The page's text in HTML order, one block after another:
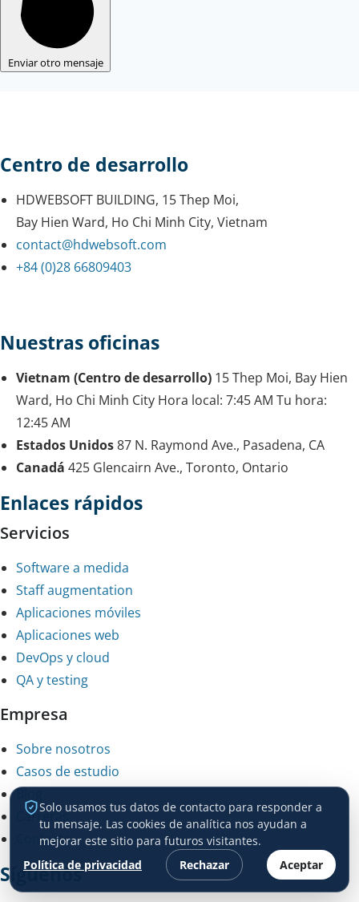
Enviar otro mensaje
Centro de desarrollo
HDWEBSOFT BUILDING, 15 Thep Moi,
Bay Hien Ward, Ho Chi Minh City, Vietnam
contact@hdwebsoft.com
+84 (0)28 66809403
Nuestras oficinas
Vietnam (Centro de desarrollo) 15 Thep Moi, Bay Hien
Ward, Ho Chi Minh City Hora local: 7:45 AM Tu hora:
12:45 AM
Estados Unidos87 N. Raymond Ave., Pasadena, CA
Canadá 425 Glencairn Ave., Toronto, Ontario
Enlaces rápidos
Servicios
Software a medida
Staff augmentation
Aplicaciones móviles
Aplicaciones web
DevOps y cloud
QA y testing
Empresa
Sobre nosotros
Casos de estudio
Blog
Carreras
Contacto
Síguenos
Solo usamos tus datos de contacto para responder a
tu mensaje. Las cookies de analítica nos ayudan a
mejorar este sitio para futuros visitantes.
Política de privacidad
Rechazar Aceptar